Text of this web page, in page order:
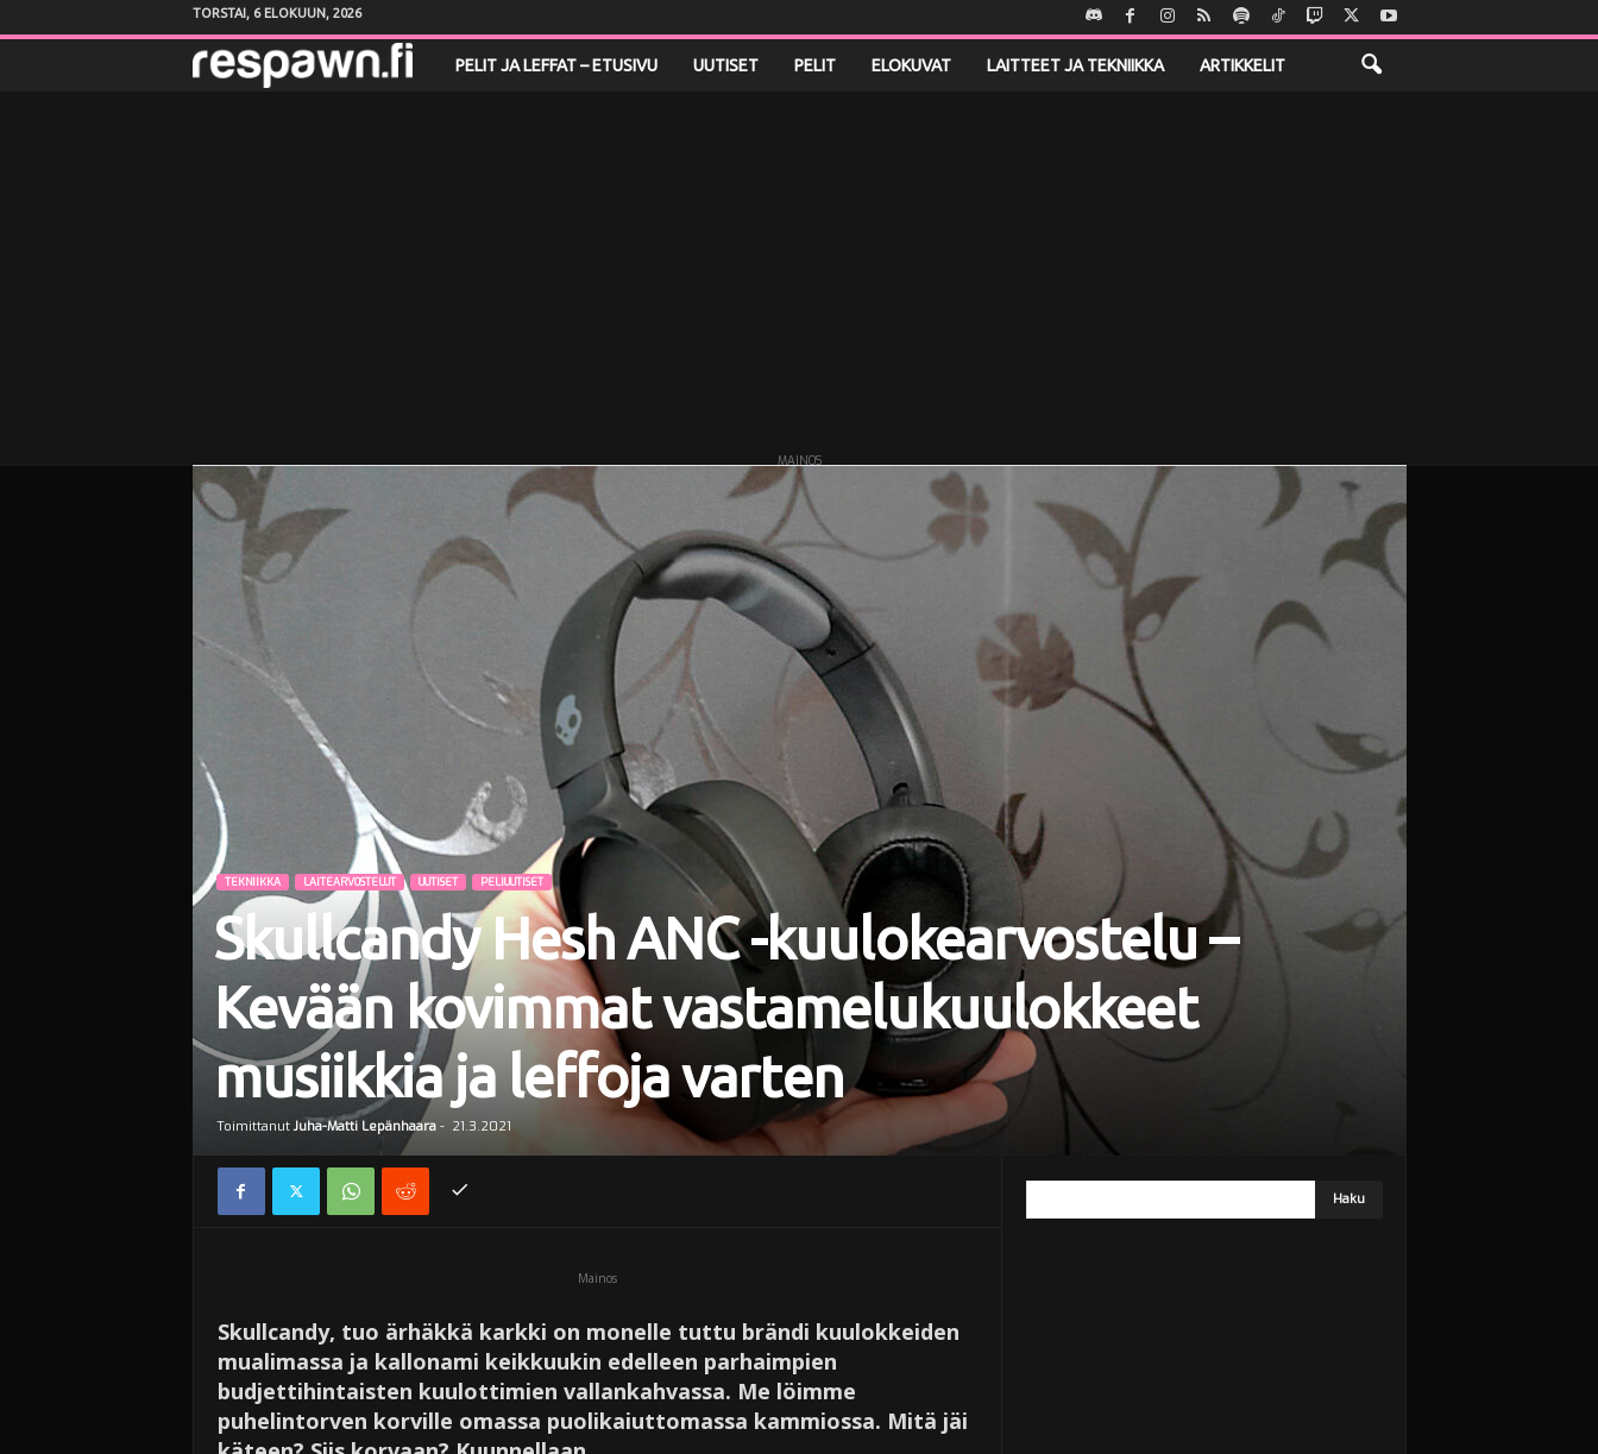
TORSTAI, 6 ELOKUUN, 2026
PELIT JA LEFFAT – ETUSIVU UUTISET PELIT ELOKUVAT LAITTEET JA TEKNIIKKA ARTIKKELIT
MAINOS
TEKNIIKKA LAITEARVOSTELUT UUTISET PELIUUTISET
Skullcandy Hesh ANC -kuulokearvostelu –
Kevään kovimmat vastamelukuulokkeet
musiikkia ja leffoja varten
Toimittanut Juha-Matti Lepänhaara- 21.3.2021
Mainos
Skullcandy, tuo ärhäkkä karkki on monelle tuttu brändi kuulokkeiden
mualimassa ja kallonami keikkuukin edelleen parhaimpien
budjettihintaisten kuulottimien vallankahvassa. Me löimme
puhelintorven korville omassa puolikaiuttomassa kammiossa. Mitä jäi